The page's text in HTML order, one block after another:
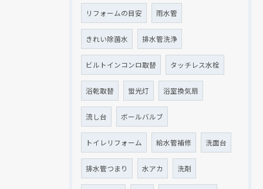
リフォームの目安 雨水管
きれい除菌水 排水管洗浄
ビルトインコンロ取替 タッチレス水栓
浴乾取替 蛍光灯 浴室換気扇
流し台 ボールバルブ
トイレリフォーム 給水管補修 洗面台
排水管つまり 水アカ 洗剤